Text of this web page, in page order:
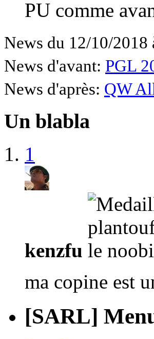
PU comme
News du 12/10/
News d'avant: PGL
News d'après: QW
Un blabla
1
kenzfu
ma copine est
[SARL]